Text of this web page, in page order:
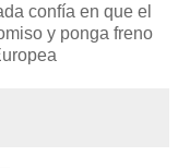
confía en que el
y ponga freno